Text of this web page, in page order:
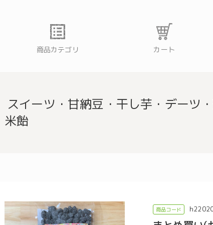
商品カテゴリ カート
スイーツ・甘納豆・干し芋・デーツ
米飴